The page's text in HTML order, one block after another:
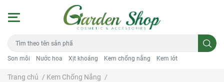
Son môi Nước hoa Xịt khoáng Kem chống nắng Kem lót
Trang chủ / Kem Chống Nắng /